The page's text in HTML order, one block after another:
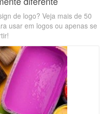
de logo? Veja mais de 50
usar em logos ou apenas se